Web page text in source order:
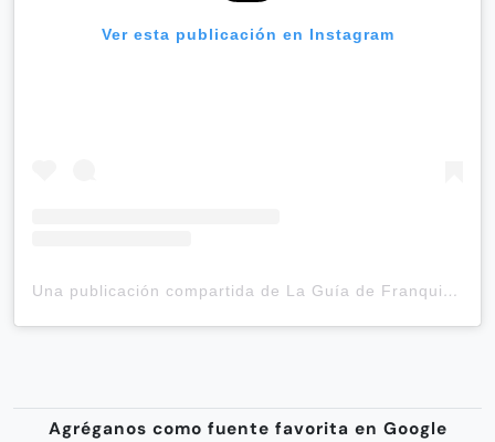
Ver esta publicación en Instagram
Una publicación compartida de La Guía de Franquicias (@laguia_defranquicias)
Agréganos como fuente favorita en Google